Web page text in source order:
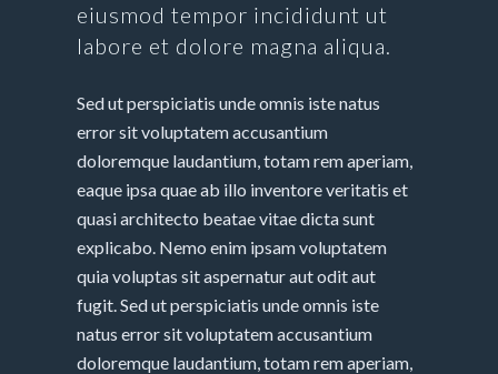
eiusmod tempor incididunt ut
labore et dolore magna aliqua.
Sed ut perspiciatis unde omnis iste natus
error sit voluptatem accusantium
doloremque laudantium, totam rem aperiam,
eaque ipsa quae ab illo inventore veritatis et
quasi architecto beatae vitae dicta sunt
explicabo. Nemo enim ipsam voluptatem
quia voluptas sit aspernatur aut odit aut
fugit. Sed ut perspiciatis unde omnis iste
natus error sit voluptatem accusantium
doloremque laudantium, totam rem aperiam,